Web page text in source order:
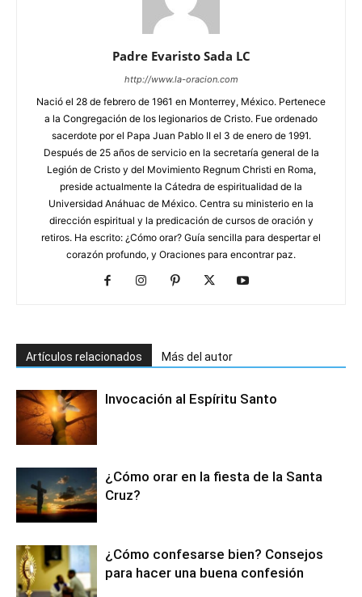
Padre Evaristo Sada LC
http://www.la-oracion.com
Nació el 28 de febrero de 1961 en Monterrey, México. Pertenece
a la Congregación de los legionarios de Cristo. Fue ordenado
sacerdote por el Papa Juan Pablo II el 3 de enero de 1991.
Después de 25 años de servicio en la secretaría general de la
Legión de Cristo y del Movimiento Regnum Christi en Roma,
preside actualmente la Cátedra de espiritualidad de la
Universidad Anáhuac de México. Centra su ministerio en la
dirección espiritual y la predicación de cursos de oración y
retiros. Ha escrito: ¿Cómo orar? Guía sencilla para despertar el
corazón profundo, y Oraciones para encontrar paz.
Artículos relacionados Más del autor
Invocación al Espíritu Santo
¿Cómo orar en la fiesta de la Santa
Cruz?
¿Cómo confesarse bien? Consejos
para hacer una buena confesión